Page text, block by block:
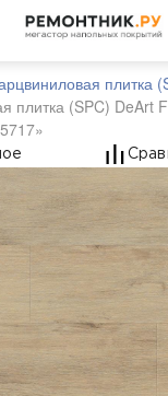
плитка
плитка (SPC) DeArt